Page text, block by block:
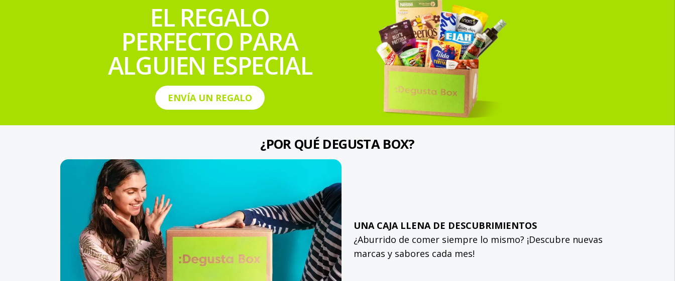
EL REGALO
PERFECTO PARA
ALGUIEN ESPECIAL
ENVÍA UN REGALO
¿POR QUÉ DEGUSTA BOX?
UNA CAJA LLENA DE DESCUBRIMIENTOS
¿Aburrido de comer siempre lo mismo? ¡Descubre nuevas
marcas y sabores cada mes!